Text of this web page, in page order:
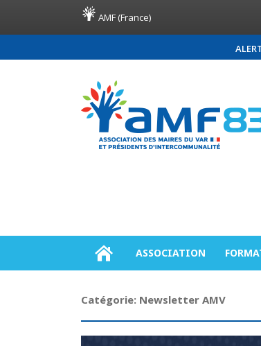
AMF (France)
COMMUNIQUÉ DE PRESSE AMF83
ASSOCIATION
Catégorie: Newsletter AMV